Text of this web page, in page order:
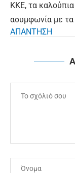
ΚΚΕ, τα
ασυμφωνία με τα
ΑΠΑΝΤΗΣΗ